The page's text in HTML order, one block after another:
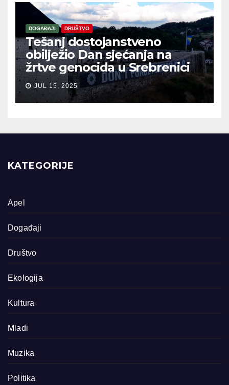
DOGAĐAJI DRUŠTVO
Tešanj dostojanstveno
obilježio Dan sjećanja na
žrtve genocida u Srebrenici
JUL 15, 2025
KATEGORIJE
Apel
Događaji
Društvo
Ekologija
Kultura
Mladi
Muzika
Politika